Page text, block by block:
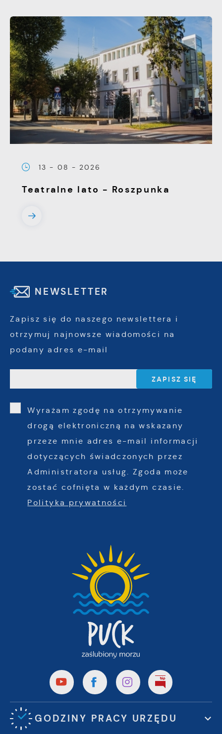
13 - 08 - 2026
Teatralne lato - Roszpunka
NEWSLETTER
Zapisz się do naszego newslettera i
otrzymuj najnowsze wiadomości na
podany adres e-mail
Wyrażam zgodę na otrzymywanie
drogą elektroniczną na wskazany
przeze mnie adres e-mail informacji
dotyczących świadczonych przez
Administratora usług. Zgoda może
zostać cofnięta w każdym czasie.
Polityka prywatności
GODZINY PRACY URZĘDU